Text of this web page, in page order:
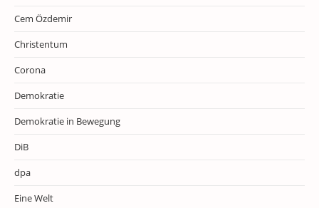
Cem Özdemir
Christentum
Corona
Demokratie
Demokratie in Bewegung
DiB
dpa
Eine Welt